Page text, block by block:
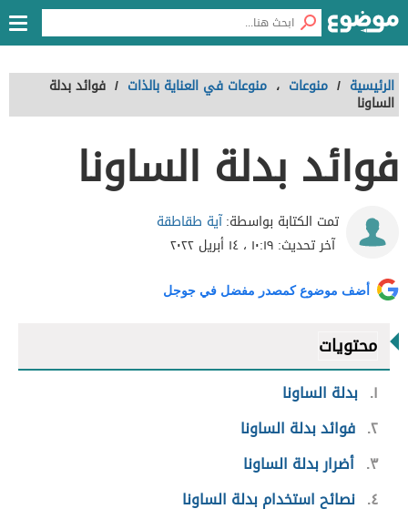
الرئيسية / منوعات ، منوعات في العناية بالذات / فوائد بدلة
الساونا
فوائد بدلة الساونا
تمت الكتابة بواسطة:آية طقاطقة
آخر تحديث: ١٠:١٩ ، ١٤ أبريل ٢٠٢٢
أضف موضوع كمصدر مفضل في جوجل
محتويات
١ بدلة الساونا
٢ فوائد بدلة الساونا
٣ أضرار بدلة الساونا
٤ نصائح استخدام بدلة الساونا